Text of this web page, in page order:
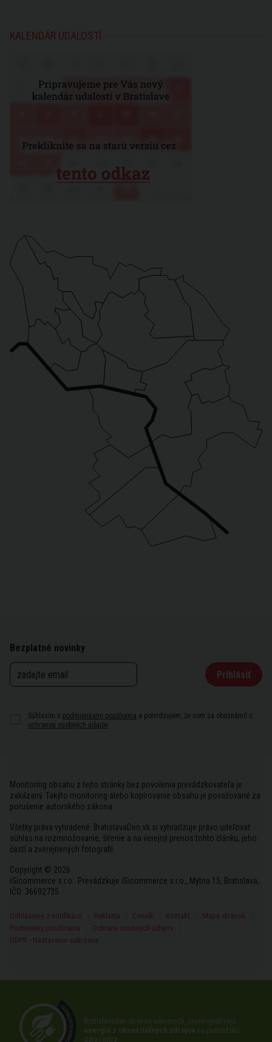
KALENDÁR UDALOSTÍ
Bezplatné novinky
Prihlásiť
Súhlasím s podmienkami používania a potvrdzujem, že som sa oboznámil s
ochranou osobných údajov
Monitoring obsahu z tejto stránky bez povolenia prevádzkovateľa je
zakázaný. Takýto monitoring alebo kopírovanie obsahu je považované za
porušenie autorského zákona.
Všetky práva vyhradené. BratislavaDen.sk si vyhradzuje právo udeľovať
súhlas na rozmnožovanie, šírenie a na verejný prenos tohto článku, jeho
častí a zverejnených fotografií.
Copyright © 2026
iSicommerce s.r.o.. Prevádzkuje iSicommerce s.r.o., Mýtna 15, Bratislava,
IČO: 36692735
Odhlásenie z notifikácií Reklama Cenník Kontakt
Mapa stránok
Podmienky používania
Ochrana osobných údajov
GDPR - Nastavenie sukromia
Bratislavaden.sk je na serveroch, ktoré využívajú
energiu z obnoviteľných zdrojov na prevádzku
datacentra.